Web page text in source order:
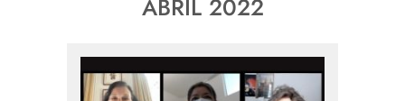
ABRIL 2022